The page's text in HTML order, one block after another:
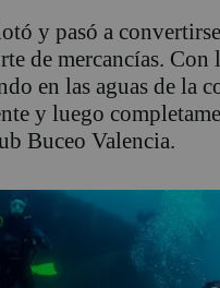
y pasó a
de mercancías.
en las aguas de la
y luego
Buceo Valencia.